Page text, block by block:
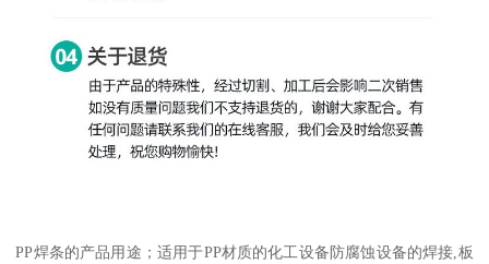
PP焊条的产品用途；适用于PP材质的化工设备防腐蚀设备的焊接,板